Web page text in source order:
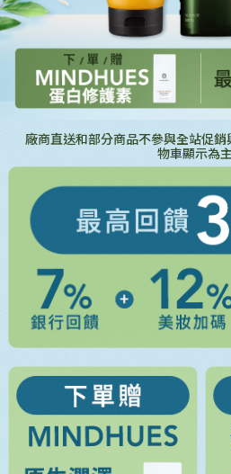
廠商直送和部分商品不參與全站促
物車顯示為